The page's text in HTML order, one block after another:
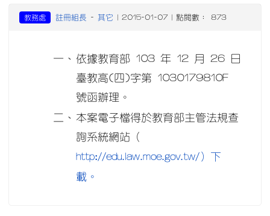
教務處 註冊組長 - 其它 | 2015-01-07 | 點閱數： 873
一、 依據教育部 103 年 12 月 26 日
臺教高(四)字第 1030179810F
號函辦理。
二、 本案電子檔得於教育部主管法規查
詢系統網站（
http://edu.law.moe.gov.tw/）下
載。